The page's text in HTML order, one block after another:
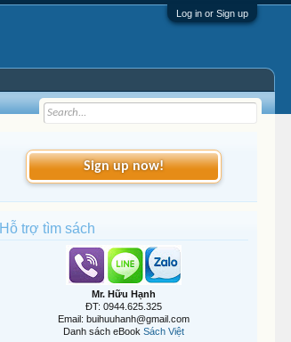
Log in or Sign up
Sign up now!
Hỗ trợ tìm sách
Mr. Hữu Hạnh
ĐT: 0944.625.325
Email: buihuuhanh@gmail.com
Danh sách eBook Sách Việt